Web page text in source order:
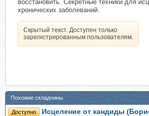
восстановить. Секретные техники для
хронических заболеваний.
Скрытый текст. Доступен только
зарегистрированным пользователям.
Похожие складчины
Доступно Исцеление от кандиды